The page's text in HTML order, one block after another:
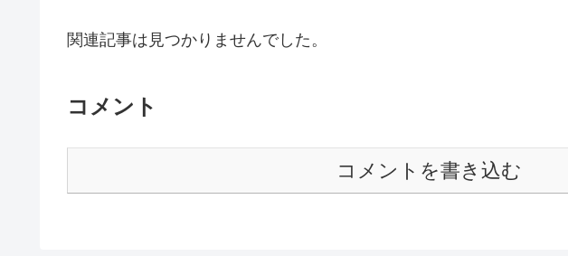
関連記事は見つかりませんでした。
コメント
コメントを書き込む